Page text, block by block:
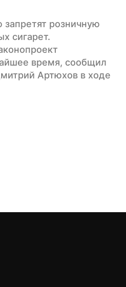
розничную
сигарет.
время, сообщил
Артюхов в ходе